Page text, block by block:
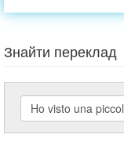
Знайти переклад